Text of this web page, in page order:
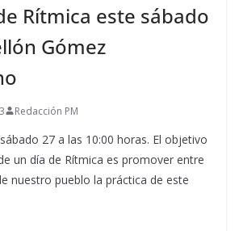
Rítmica este sábado
Gómez
Redacción PM
27 a las 10:00 horas. El objetivo
un día de Rítmica es promover entre
nuestro pueblo la práctica de este